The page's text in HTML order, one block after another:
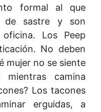
formal al que
de sastre y son
Los Peep
No deben
mujer no se siente
mientras camina
Los tacones
erguidas, a